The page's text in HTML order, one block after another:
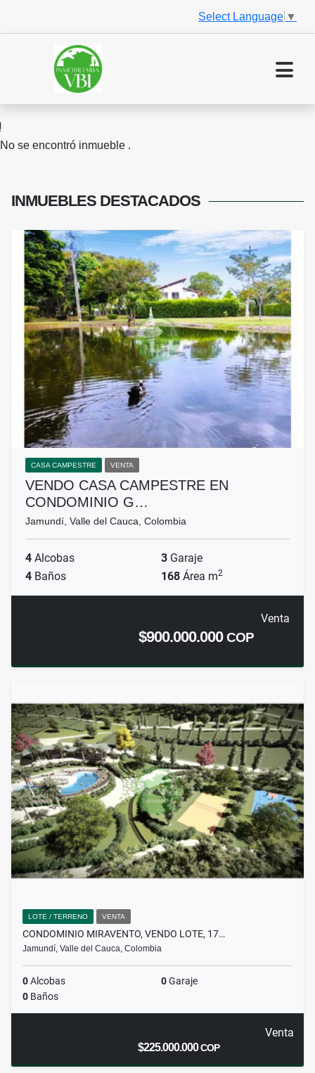
Select Language ▼
No se encontró inmueble .
INMUEBLES DESTACADOS
CASA CAMPESTRE VENTA
VENDO CASA CAMPESTRE EN
CONDOMINIO G…
Jamundí, Valle del Cauca, Colombia
4 Alcobas 3 Garaje
4 Baños 168 Área m2
Venta
$900.000.000COP
LOTE / TERRENO VENTA
CONDOMINIO MIRAVENTO, VENDO LOTE, 17…
Jamundí, Valle del Cauca, Colombia
0Alcobas 0Garaje
0 Baños
Venta
$225.000.000COP